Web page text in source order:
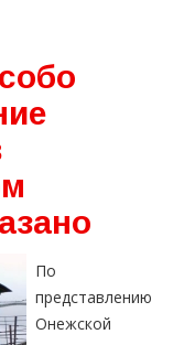
По
представлению
Онежской